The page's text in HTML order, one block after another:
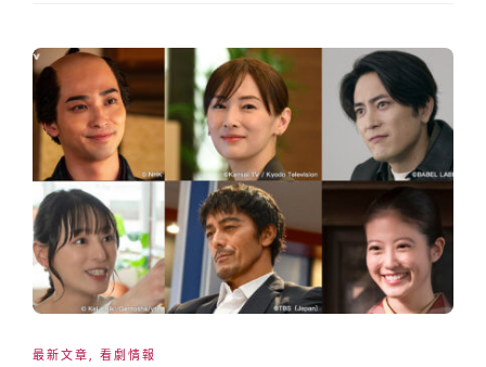
最新文章 看劇情報